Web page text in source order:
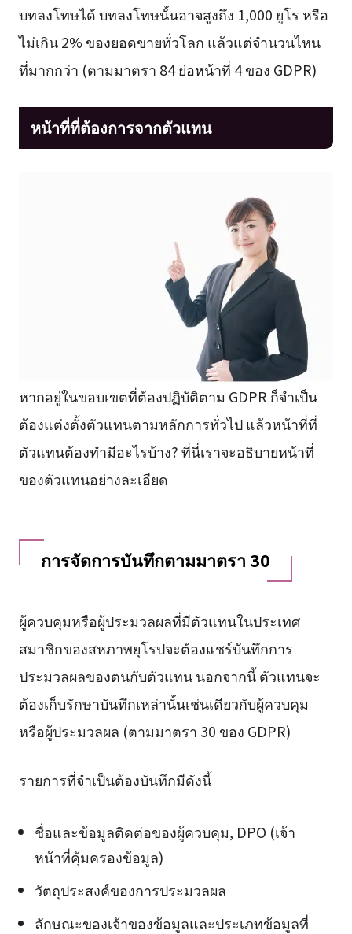
บทลงโทษได้ บทลงโทษนั้นอาจสูงถึง 1,000 ยูโร หรือ
ไม่เกิน 2% ของยอดขายทั่วโลก แล้วแต่จำนวนไหน
ที่มากกว่า (ตามมาตรา 84 ย่อหน้าที่ 4 ของ GDPR)
หน้าที่ที่ต้องการจากตัวแทน
หากอยู่ในขอบเขตที่ต้องปฏิบัติตาม GDPR ก็จำเป็น
ต้องแต่งตั้งตัวแทนตามหลักการทั่วไป แล้วหน้าที่ที่
ตัวแทนต้องทำมีอะไรบ้าง? ที่นี่เราจะอธิบายหน้าที่
ของตัวแทนอย่างละเอียด
การจัดการบันทึกตามมาตรา 30
ผู้ควบคุมหรือผู้ประมวลผลที่มีตัวแทนในประเทศ
สมาชิกของสหภาพยุโรปจะต้องแชร์บันทึกการ
ประมวลผลของตนกับตัวแทน นอกจากนี้ ตัวแทนจะ
ต้องเก็บรักษาบันทึกเหล่านั้นเช่นเดียวกับผู้ควบคุม
หรือผู้ประมวลผล (ตามมาตรา 30 ของ GDPR)
รายการที่จำเป็นต้องบันทึกมีดังนี้
ชื่อและข้อมูลติดต่อของผู้ควบคุม, DPO (เจ้า
หน้าที่คุ้มครองข้อมูล)
วัตถุประสงค์ของการประมวลผล
ลักษณะของเจ้าของข้อมูลและประเภทข้อมูลที่